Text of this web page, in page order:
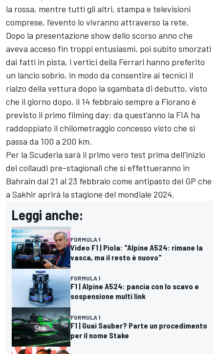
la rossa, mentre tutti gli altri, stampa e televisioni
comprese, l’evento lo vivranno attraverso la rete.
Dopo la presentazione show dello scorso anno che
aveva acceso fin troppi entusiasmi, poi subito smorzati
dai fatti in pista, i vertici della Ferrari hanno preferito
un lancio sobrio, in modo da consentire ai tecnici il
rialzo della vettura dopo la sgambata di debutto, visto
che il giorno dopo, il 14 febbraio sempre a Fiorano è
previsto il primo filming day: da quest’anno la FIA ha
raddoppiato il chilometraggio concesso visto che si
passa da 100 a 200 km.
Per la Scuderia sarà il primo vero test prima dell’inizio
dei collaudi pre-stagionali che si effettueranno in
Bahrain dal 21 al 23 febbraio come antipasto del GP che
a Sakhir aprirà la stagione del mondiale 2024.
Leggi anche:
FORMULA 1
Video F1 | Piola: "Alpine A524: rimane la
vasca, ma il resto è nuovo"
FORMULA 1
F1 | Alpine A524: pancia con lo scavo e
sospensione multi link
FORMULA 1
F1 | Guai Sauber? Parte un procedimento
per il nome Stake